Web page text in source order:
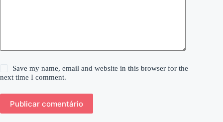
Save my name, email and website in this browser for the
next time I comment.
Publicar comentário